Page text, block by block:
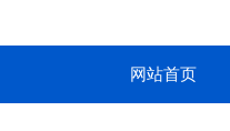
网站首页